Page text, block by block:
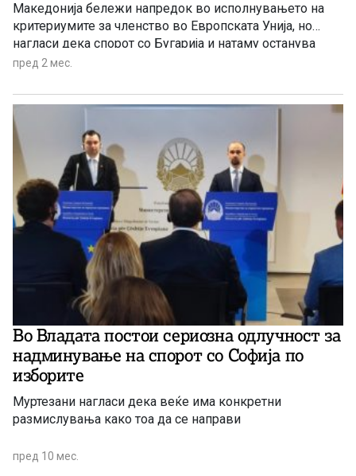
Македонија бележи напредок во исполнувањето на
критериумите за членство во Европската Унија, но
нагласи дека спорот со Бугарија и натаму останува
главна пречка во евроинтегративниот процес. На
премиерот Христијан Мицкоски Пленковиќ изјави
дека по изборите во Бугарија се очекуваат првите
конкретни чекори и контакти меѓу Скопје и Софија.
пред 2 мес.
Во Владата постои сериозна одлучност за
надминување на спорот со Софија по
изборите
Муртезани нагласи дека веќе има конкретни
размислувања како тоа да се направи
пред 10 мес.